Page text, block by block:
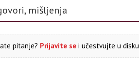
mišljenja
pitanje? Prijavite se i učestvujte u